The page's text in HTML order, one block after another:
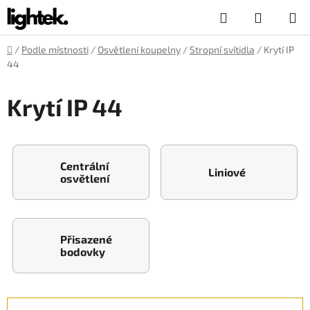
Přejít
na
obsah
Hledat
KOŠÍK
Domů
/ Podle místnosti / Osvětlení koupelny /Stropní svítidla / Krytí IP
44
Krytí IP 44
Centrální
osvětlení
Liniové
Přisazené
bodovky